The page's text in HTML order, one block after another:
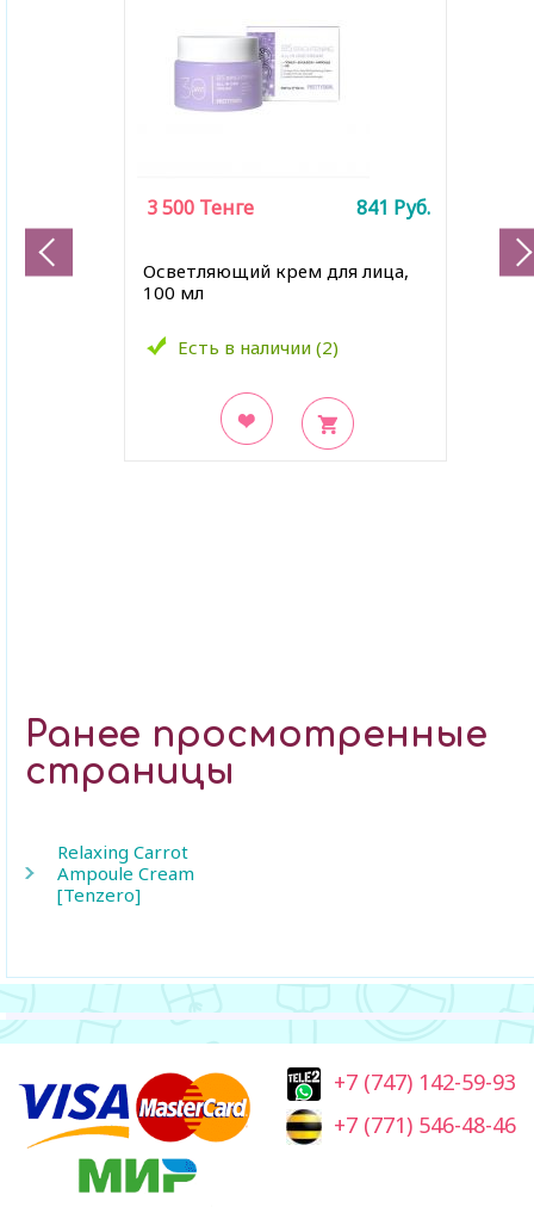
Осветляющий крем для лица,
100 мл
Есть в наличии (2)
3 500 Тенге 841 Руб.
Ранее просмотренные
страницы
Relaxing Carrot
Ampoule Cream
[Tenzero]
+7 (747) 142-59-93
+7 (771) 546-48-46